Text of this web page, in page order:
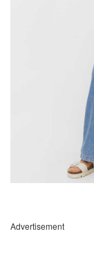
Advertisement